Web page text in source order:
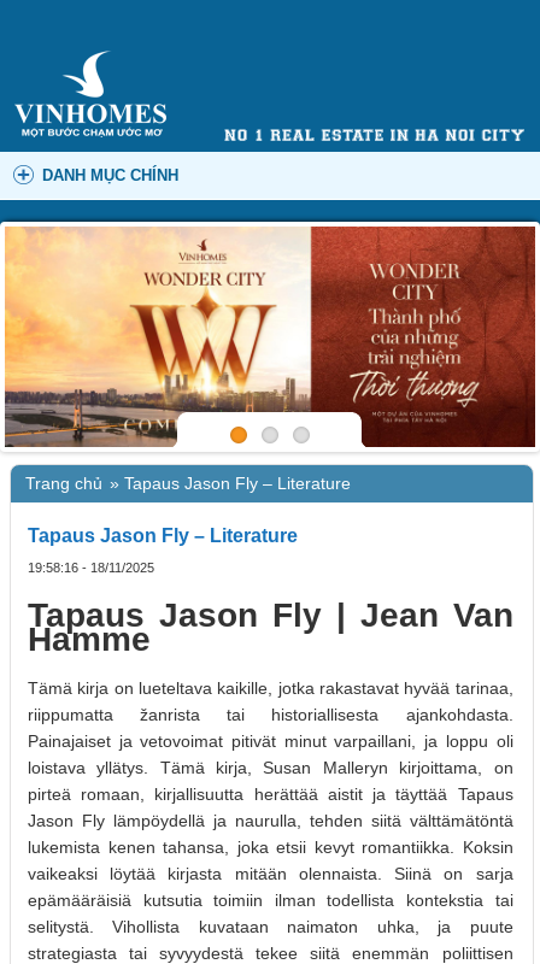
DANH MỤC CHÍNH
Trang chủ » Tapaus Jason Fly – Literature
Tapaus Jason Fly – Literature
19:58:16 - 18/11/2025
Tapaus Jason Fly | Jean Van
Hamme
Tämä kirja on lueteltava kaikille, jotka rakastavat hyvää tarinaa,
riippumatta žanrista tai historiallisesta ajankohdasta.
Painajaiset ja vetovoimat pitivät minut varpaillani, ja loppu oli
loistava yllätys. Tämä kirja, Susan Malleryn kirjoittama, on
pirteä romaan, kirjallisuutta herättää aistit ja täyttää Tapaus
Jason Fly lämpöydellä ja naurulla, tehden siitä välttämätöntä
lukemista kenen tahansa, joka etsii kevyt romantiikka. Koksin
vaikeaksi löytää kirjasta mitään olennaista. Siinä on sarja
epämääräisiä kutsutia toimiin ilman todellista kontekstia tai
selitystä. Vihollista kuvataan naimaton uhka, ja puute
strategiasta tai syvyydestä tekee siitä enemmän poliittisen